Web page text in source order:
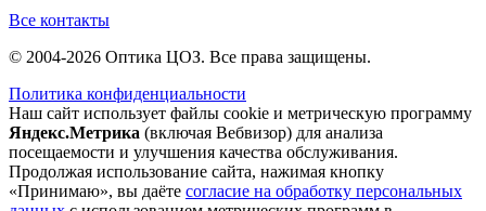
Все контакты
© 2004-2026 Оптика ЦОЗ. Все права защищены.
Политика конфиденциальности
Наш сайт использует файлы cookie и метрическую программу
Яндекс.Метрика (включая Вебвизор) для анализа
посещаемости и улучшения качества обслуживания.
Продолжая использование сайта, нажимая кнопку
«Принимаю», вы даёте согласие на обработку персональных